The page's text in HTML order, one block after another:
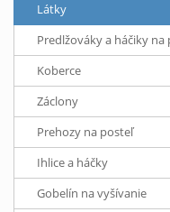
Látky
Predlžováky a háčiky
Koberce
Záclony
Prehozy na posteľ
Ihlice a háčky
Gobelín na vyšívanie